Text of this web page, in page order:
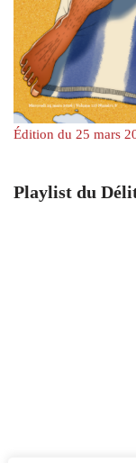
Édition du 25 mars
Playlist du